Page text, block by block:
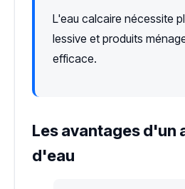
L'eau calcaire nécessite
lessive et produits
efficace.
Les avantages d'un
d'eau